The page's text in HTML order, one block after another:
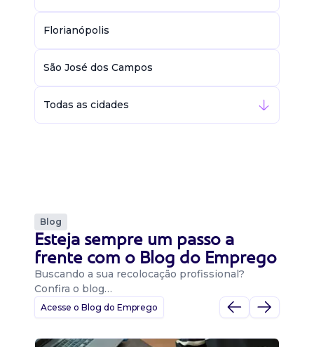
Florianópolis
São José dos Campos
Todas as cidades
Blog
Esteja sempre um passo a
frente com o Blog do Emprego
Buscando a sua recolocação profissional?
Confira o blog…
Acesse o Blog do Emprego